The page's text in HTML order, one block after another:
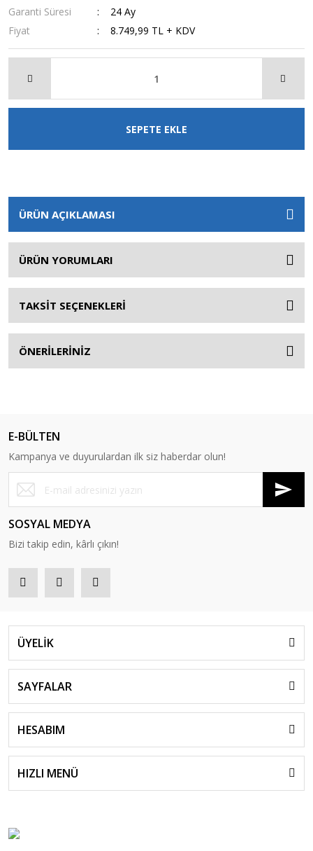
Garanti Süresi
24 Ay
Fiyat
8.749,99 TL + KDV
SEPETE EKLE
ÜRÜN AÇIKLAMASI
ÜRÜN YORUMLARI
TAKSİT SEÇENEKLERİ
ÖNERİLERİNİZ
E-BÜLTEN
Kampanya ve duyurulardan ilk siz haberdar olun!
SOSYAL MEDYA
Bizi takip edin, kârlı çıkın!
ÜYELİK
SAYFALAR
HESABIM
HIZLI MENÜ